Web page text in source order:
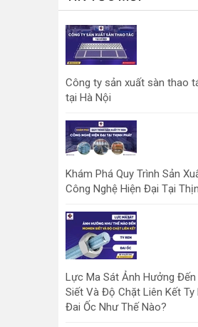
Công ty sản xuất sàn thao
tại Hà Nội
Khám Phá Quy Trình Sản
Công Nghệ Hiện Đại Tại
Lực Ma Sát Ảnh Hưởng
Siết Và Độ Chặt Liên Kết Ty
Đai Ốc Như Thế Nào?